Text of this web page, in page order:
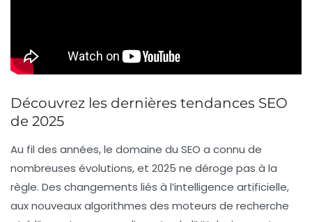
Découvrez les dernières tendances SEO
de 2025
Au fil des années, le domaine du SEO a connu de
nombreuses évolutions, et 2025 ne déroge pas à la
règle. Des changements liés à l’intelligence artificielle,
aux nouveaux algorithmes des moteurs de recherche